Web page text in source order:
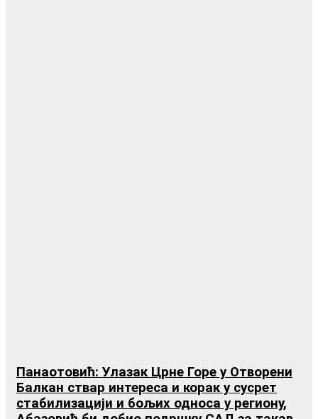
Панаотовић: Улазак Црне Горе у Отворени
Балкан ствар интереса и корак у сусрет
стабилизацији и бољих односа у региону,